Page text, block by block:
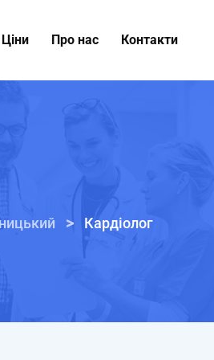
Ціни Про нас Контакти
> Кардіолог